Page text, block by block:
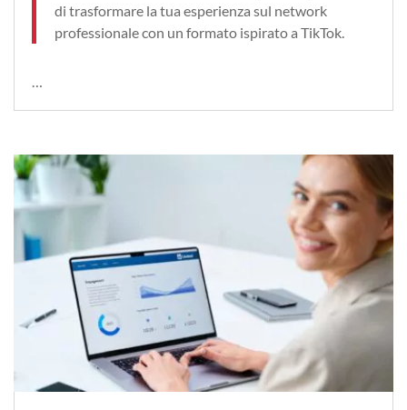
di trasformare la tua esperienza sul network
professionale con un formato ispirato a TikTok.
…